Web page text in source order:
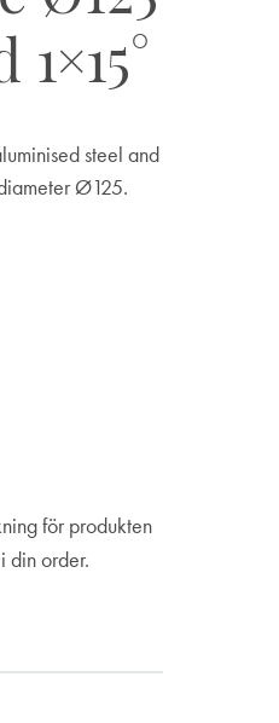
1×15°
steel and
Ø125.
för produkten
din order.